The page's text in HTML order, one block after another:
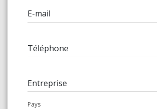
E-mail
Téléphone
Entreprise
Pays